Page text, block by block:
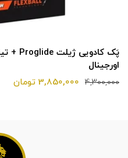
اورجینال
4,300,000 3,850,000 تومان